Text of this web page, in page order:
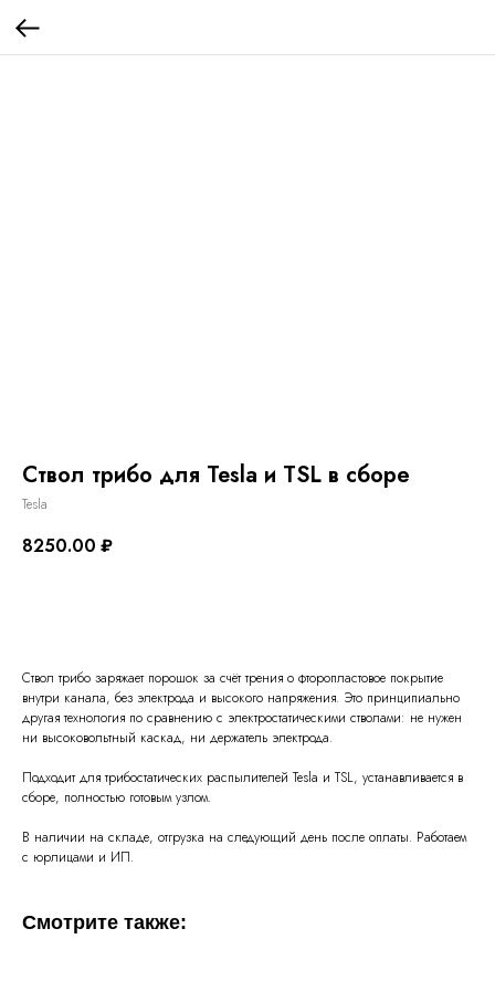
Ствол трибо для Tesla и TSL в сборе
Tesla
8250.00 ₽
Ствол трибо заряжает порошок за счёт трения о фторопластовое покрытие
внутри канала, без электрода и высокого напряжения. Это принципиально
другая технология по сравнению с электростатическими стволами: не нужен
ни высоковольтный каскад, ни держатель электрода.
Подходит для трибостатических распылителей Tesla и TSL, устанавливается в
сборе, полностью готовым узлом.
В наличии на складе, отгрузка на следующий день после оплаты. Работаем
с юрлицами и ИП.
Смотрите также: